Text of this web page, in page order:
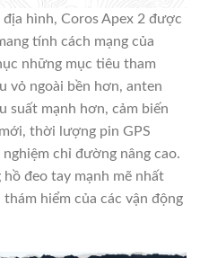
hình, Coros Apex 2 được
tính cách mạng của
những mục tiêu tham
vỏ ngoài bền hơn, anten
suất mạnh hơn, cảm biến
thời lượng pin GPS
chỉ đường nâng cao.
đeo tay mạnh mẽ nhất
hiểm của các vận động